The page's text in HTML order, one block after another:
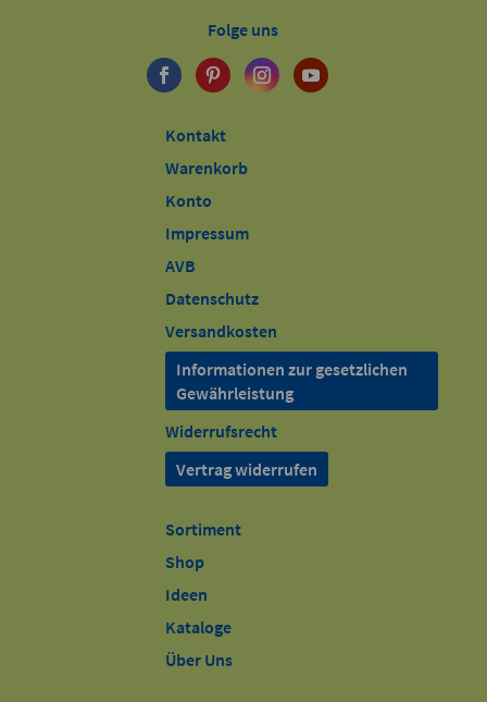
Folge uns
Kontakt
Warenkorb
Konto
Impressum
AVB
Datenschutz
Versandkosten
Informationen zur gesetzlichen
Gewährleistung
Widerrufsrecht
Vertrag widerrufen
Sortiment
Shop
Ideen
Kataloge
Über Uns